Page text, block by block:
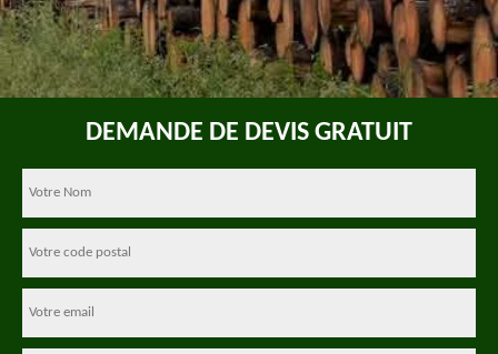
DEMANDE DE DEVIS GRATUIT